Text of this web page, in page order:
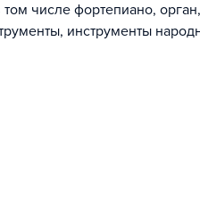
числе фортепиано, орган,
инструменты